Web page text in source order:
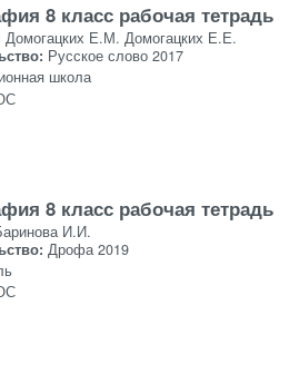
8 класс рабочая тетрадь
Домогацких Е.М. Домогацких Е.Е.
Русское слово 2017
школа
8 класс рабочая тетрадь
И.И.
Дрофа 2019